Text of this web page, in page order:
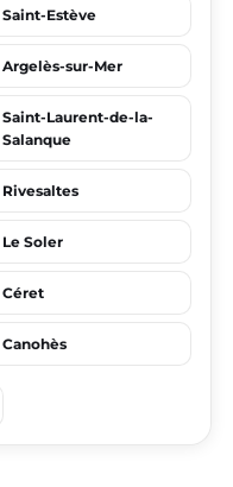
Saint-Estève
Argelès-sur-Mer
Saint-Laurent-de-la-
Salanque
Rivesaltes
Le Soler
Céret
Canohès